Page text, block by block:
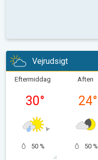
Vejrudsigt
Eftermiddag
30°
50 %
Aften
24°
50 %